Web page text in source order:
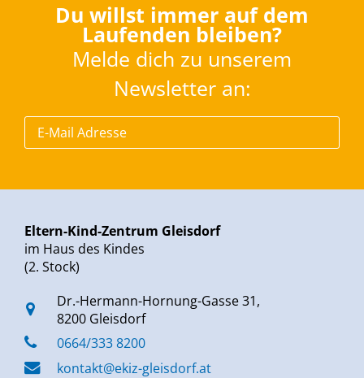
Du willst immer auf dem
Laufenden bleiben?
Melde dich zu unserem
Newsletter an:
Eltern-Kind-Zentrum Gleisdorf
im Haus des Kindes
(2. Stock)
Dr.-Hermann-Hornung-Gasse 31,
8200 Gleisdorf
0664/333 8200
kontakt@ekiz-gleisdorf.at